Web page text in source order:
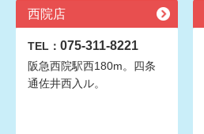
西院店
TEL： 075-311-8221
阪急西院駅西180m。四条
通佐井西入ル。